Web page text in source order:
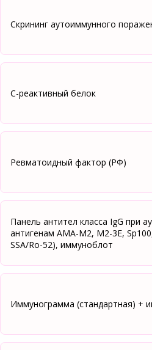
Скрининг аутоиммунного
С-реактивный белок
Ревматоидный фактор (РФ)
Панель антител класса IgG при
антигенам АМА-М2, М2-3Е,
SSA/Ro-52), иммуноблот
Иммунограмма (стандартная) +